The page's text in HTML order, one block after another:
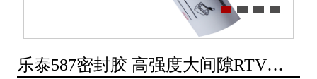
乐泰587密封胶 高强度大间隙RTV硅